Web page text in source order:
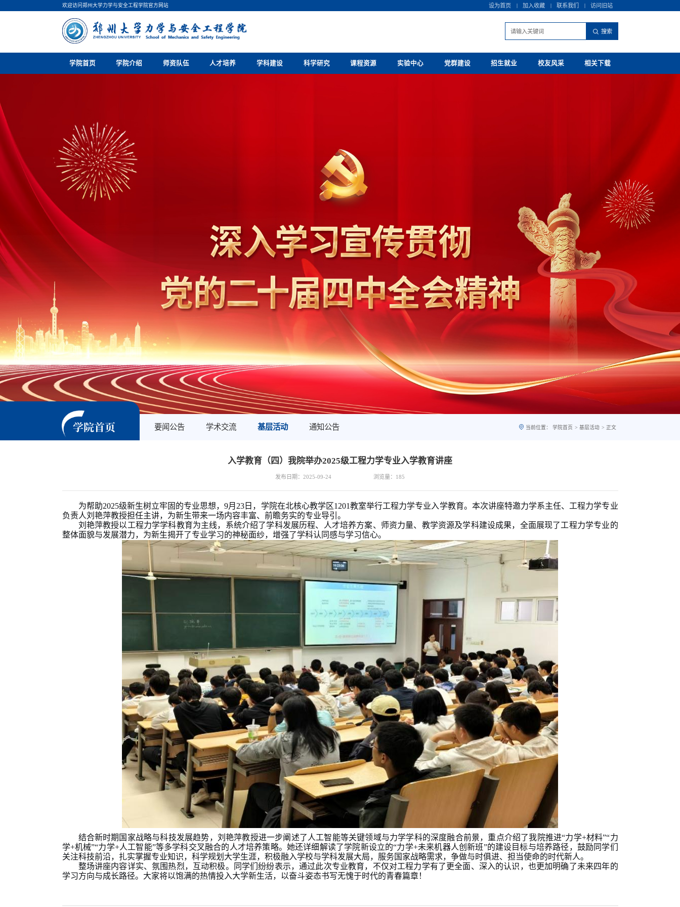
欢迎访问郑州大学力学与安全工程学院官方网站 设为首页 | 加入收藏 | 联系我们 | 访问旧站
学院首页 学院介绍 师资队伍 人才培养 学科建设 科学研究 课程资源 实验中心 党群建设 招生就业 校友风采 相关下载
学院首页 要闻公告 学术交流 基层活动 通知公告 当前位置： 学院首页 > 基层活动 > 正文
入学教育（四）我院举办2025级工程力学专业入学教育讲座
发布日期：2025-09-24 浏览量： 185
为帮助2025级新生树立牢固的专业思想，9月23日，学院在北核心教学区1201教室举行工程力学专业入学教育。本次讲座特邀力学系主任、工程力学专业
负责人刘艳萍教授担任主讲， 为新生带来一场内容丰富、前瞻务实的专业导引。
刘艳萍教授以工程力学学科教育为主线，系统介绍了学科发展历程、人才培养方案、师资力量、教学资源及学科建设成果，全面展现了工程力学专业的
整体面貌与发展潜力，为新生揭开了专业学习的神秘面纱，增强了学科认同感与学习信心。
结合新时期国家战略与科技发展趋势，刘艳萍教授进一步阐述了人工智能等关键领域与力学学科的深度融合前景，重点介绍了我院推进“力学+材料”“力
学+机械”“力学+人工智能”等多学科交叉融合的人才培养策略。她还详细解读了学院新设立的“力学+未来机器人创新班”的建设目标与培养路径，鼓励同学们
关注科技前沿，扎实掌握专业知识，科学规划大学生涯，积极融入学校与学科发展大局，服务国家战略需求，争做与时俱进、担当使命的时代新人。
整场讲座内容详实、氛围热烈，互动积极。同学们纷纷表示，通过此次专业教育，不仅对工程力学有了更全面、深入的认识，也更加明确了未来四年的
学习方向与成长路径。大家将以饱满的热情投入大学新生活，以奋斗姿态书写无愧于时代的青春篇章！